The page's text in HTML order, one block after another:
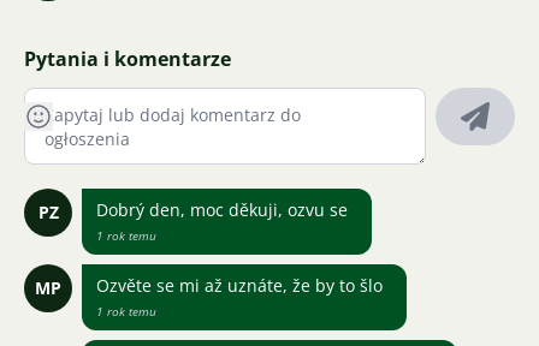
Pytania i komentarze
PZ Dobrý den, moc děkuji, ozvu se
1 rok temu
MP Ozvěte se mi až uznáte, že by to šlo
1 rok temu